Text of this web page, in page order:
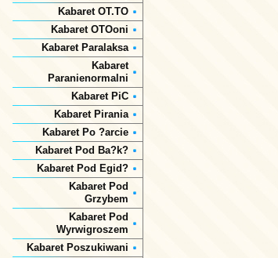
Kabaret OT.TO
Kabaret OTOoni
Kabaret Paralaksa
Kabaret
Paranienormalni
Kabaret PiC
Kabaret Pirania
Kabaret Po ?arcie
Kabaret Pod Ba?k?
Kabaret Pod Egid?
Kabaret Pod
Grzybem
Kabaret Pod
Wyrwigroszem
Kabaret Poszukiwani